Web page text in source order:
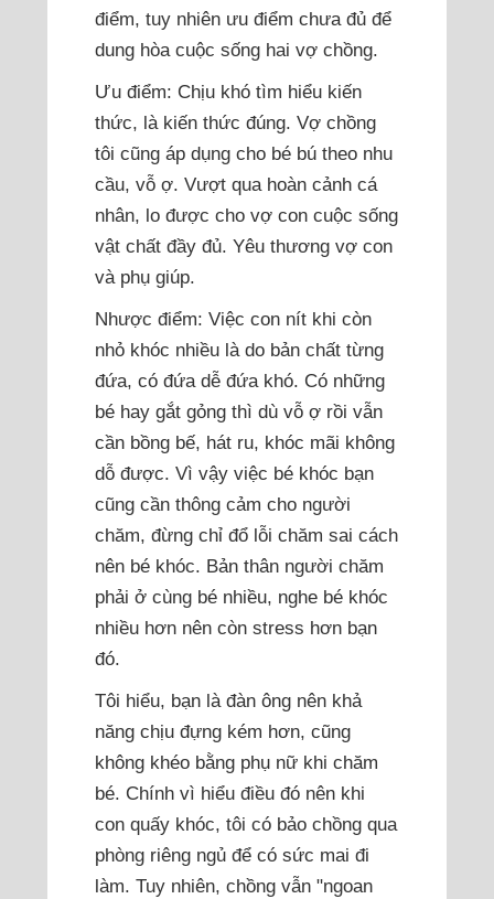
điểm, tuy nhiên ưu điểm chưa đủ để
dung hòa cuộc sống hai vợ chồng.
Ưu điểm: Chịu khó tìm hiểu kiến
thức, là kiến thức đúng. Vợ chồng
tôi cũng áp dụng cho bé bú theo nhu
cầu, vỗ ợ. Vượt qua hoàn cảnh cá
nhân, lo được cho vợ con cuộc sống
vật chất đầy đủ. Yêu thương vợ con
và phụ giúp.
Nhược điểm: Việc con nít khi còn
nhỏ khóc nhiều là do bản chất từng
đứa, có đứa dễ đứa khó. Có những
bé hay gắt gỏng thì dù vỗ ợ rồi vẫn
cần bồng bế, hát ru, khóc mãi không
dỗ được. Vì vậy việc bé khóc bạn
cũng cần thông cảm cho người
chăm, đừng chỉ đổ lỗi chăm sai cách
nên bé khóc. Bản thân người chăm
phải ở cùng bé nhiều, nghe bé khóc
nhiều hơn nên còn stress hơn bạn
đó.
Tôi hiểu, bạn là đàn ông nên khả
năng chịu đựng kém hơn, cũng
không khéo bằng phụ nữ khi chăm
bé. Chính vì hiểu điều đó nên khi
con quấy khóc, tôi có bảo chồng qua
phòng riêng ngủ để có sức mai đi
làm. Tuy nhiên, chồng vẫn "ngoan